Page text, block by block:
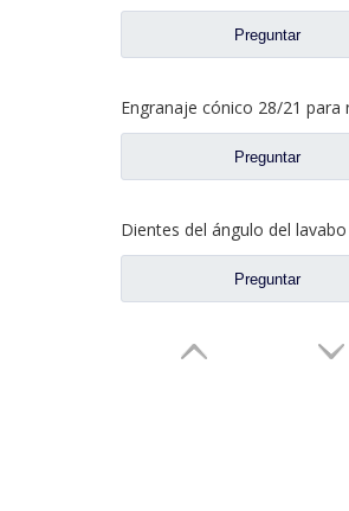
Preguntar
Preguntar
Preguntar